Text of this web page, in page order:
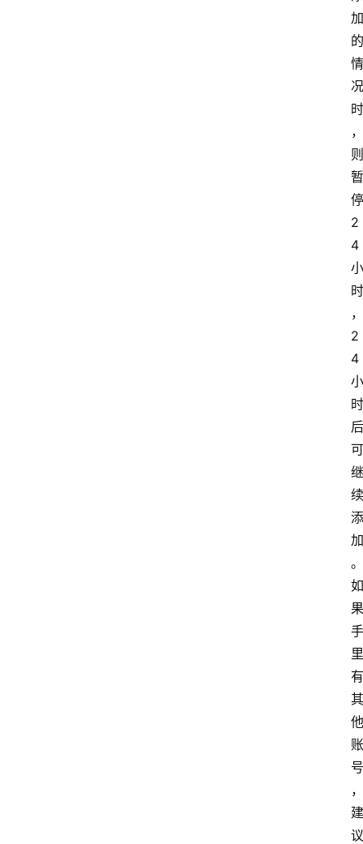
加
的
情
况
时
，
则
暂
停
2
4
小
时
，
2
4
小
时
后
可
继
续
添
加
。
如
果
手
里
有
其
他
账
号
，
建
议